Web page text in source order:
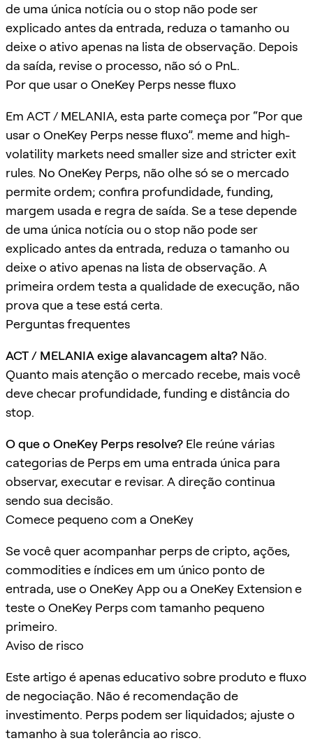
de uma única notícia ou o stop não pode ser
explicado antes da entrada, reduza o tamanho ou
deixe o ativo apenas na lista de observação. Depois
da saída, revise o processo, não só o PnL.
Por que usar o OneKey Perps nesse fluxo
Em ACT / MELANIA, esta parte começa por “Por que
usar o OneKey Perps nesse fluxo”. meme and high-
volatility markets need smaller size and stricter exit
rules. No OneKey Perps, não olhe só se o mercado
permite ordem; confira profundidade, funding,
margem usada e regra de saída. Se a tese depende
de uma única notícia ou o stop não pode ser
explicado antes da entrada, reduza o tamanho ou
deixe o ativo apenas na lista de observação. A
primeira ordem testa a qualidade de execução, não
prova que a tese está certa.
Perguntas frequentes
ACT / MELANIA exige alavancagem alta? Não.
Quanto mais atenção o mercado recebe, mais você
deve checar profundidade, funding e distância do
stop.
O que o OneKey Perps resolve? Ele reúne várias
categorias de Perps em uma entrada única para
observar, executar e revisar. A direção continua
sendo sua decisão.
Comece pequeno com a OneKey
Se você quer acompanhar perps de cripto, ações,
commodities e índices em um único ponto de
entrada, use o OneKey App ou a OneKey Extension e
teste o OneKey Perps com tamanho pequeno
primeiro.
Aviso de risco
Este artigo é apenas educativo sobre produto e fluxo
de negociação. Não é recomendação de
investimento. Perps podem ser liquidados; ajuste o
tamanho à sua tolerância ao risco.